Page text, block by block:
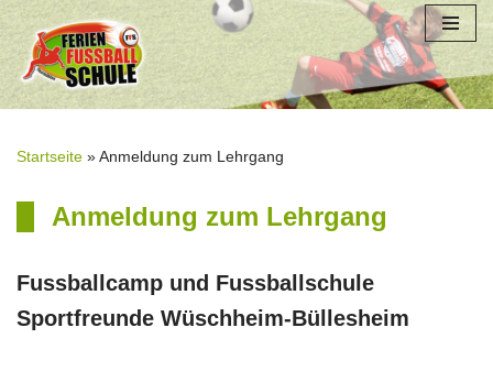
Zum
Inhalt
springen
Startseite »Anmeldung zum Lehrgang
Anmeldung zum Lehrgang
Fussballcamp und Fussballschule
Sportfreunde Wüschheim-Büllesheim